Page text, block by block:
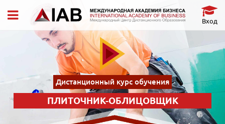
Вход
Дистанционный курс обучения
ПЛИТОЧНИК-ОБЛИЦОВЩИК